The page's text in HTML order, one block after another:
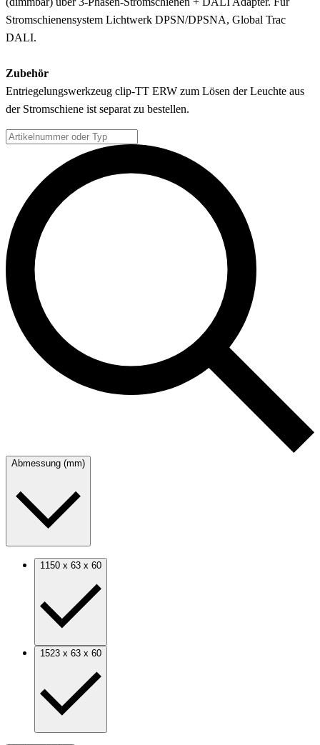
Stromschienensystem Lichtwerk DPSN/DPSNA, Global Trac
DALI.
Zubehör
Entriegelungswerkzeug clip-TT ERW zum Lösen der Leuchte aus
der Stromschiene ist separat zu bestellen.
Abmessung (mm)
1150 x 63 x 60
1523 x 63 x 60